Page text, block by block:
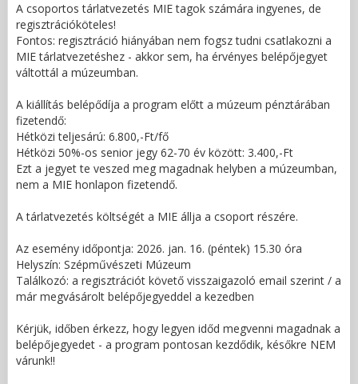
A csoportos tárlatvezetés MIE tagok számára ingyenes, de
regisztrációköteles!
Fontos: regisztráció hiányában nem fogsz tudni csatlakozni a
MIE tárlatvezetéshez - akkor sem, ha érvényes belépőjegyet
váltottál a múzeumban.
A kiállítás belépődíja a program előtt a múzeum pénztárában
fizetendő:
Hétközi teljesárú: 6.800,-Ft/fő
Hétközi 50%-os senior jegy 62-70 év között: 3.400,-Ft
Ezt a jegyet te veszed meg magadnak helyben a múzeumban,
nem a MIE honlapon fizetendő.
A tárlatvezetés költségét a MIE állja a csoport részére.
Az esemény időpontja: 2026. jan. 16. (péntek) 15.30 óra
Helyszín: Szépművészeti Múzeum
Találkozó: a regisztrációt követő visszaigazoló email szerint / a
már megvásárolt belépőjegyeddel a kezedben
Kérjük, időben érkezz, hogy legyen időd megvenni magadnak a
belépőjegyedet - a program pontosan kezdődik, későkre NEM
várunk!!